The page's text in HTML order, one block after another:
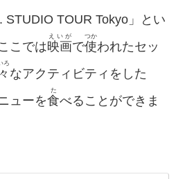
STUDIO TOUR Tokyo」とい
こでは映画
えいが
で使
つか
われたセッ
ろ
なアクティビティをした
ューを食
た
べることができま